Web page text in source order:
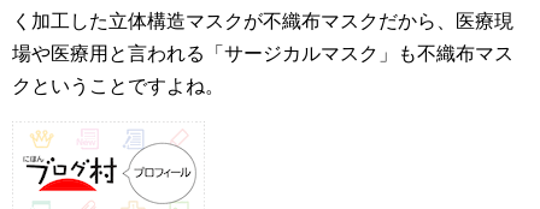
く加工した立体構造マスクが不織布マスクだから、医療現
場や医療用と言われる「サージカルマスク」も不織布マス
クということですよね。